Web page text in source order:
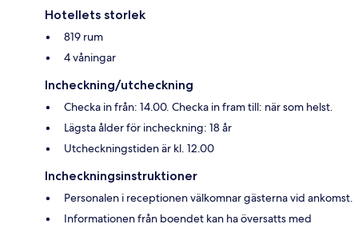
Hotellets storlek
819 rum
4 våningar
Incheckning/utcheckning
Checka in från: 14.00. Checka in fram till: när som helst.
Lägsta ålder för incheckning: 18 år
Utcheckningstiden är kl. 12.00
Incheckningsinstruktioner
Personalen i receptionen välkomnar gästerna vid ankomst.
Informationen från boendet kan ha översatts med